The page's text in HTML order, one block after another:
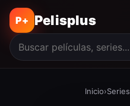
P+ Pelisplus
Inicio›Series